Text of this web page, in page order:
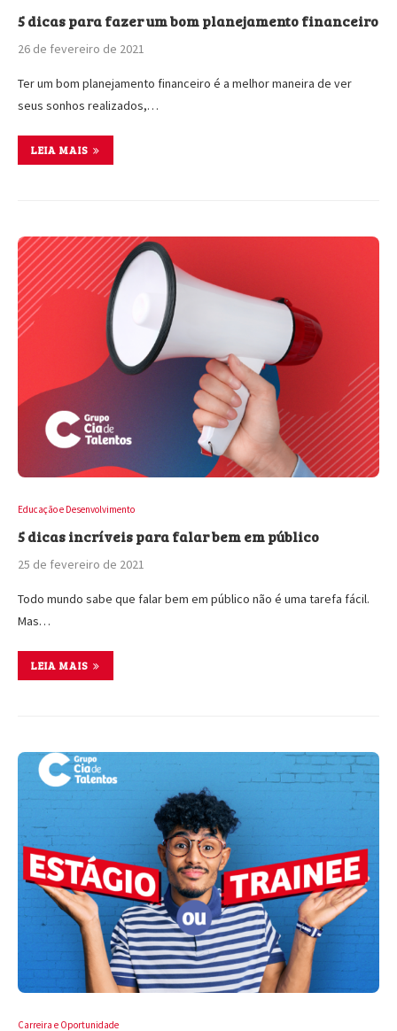
5 dicas para fazer um bom planejamento financeiro
26 de fevereiro de 2021
Ter um bom planejamento financeiro é a melhor maneira de ver
seus sonhos realizados,…
LEIA MAIS
Educação e Desenvolvimento
5 dicas incríveis para falar bem em público
25 de fevereiro de 2021
Todo mundo sabe que falar bem em público não é uma tarefa fácil.
Mas…
LEIA MAIS
Carreira e Oportunidade